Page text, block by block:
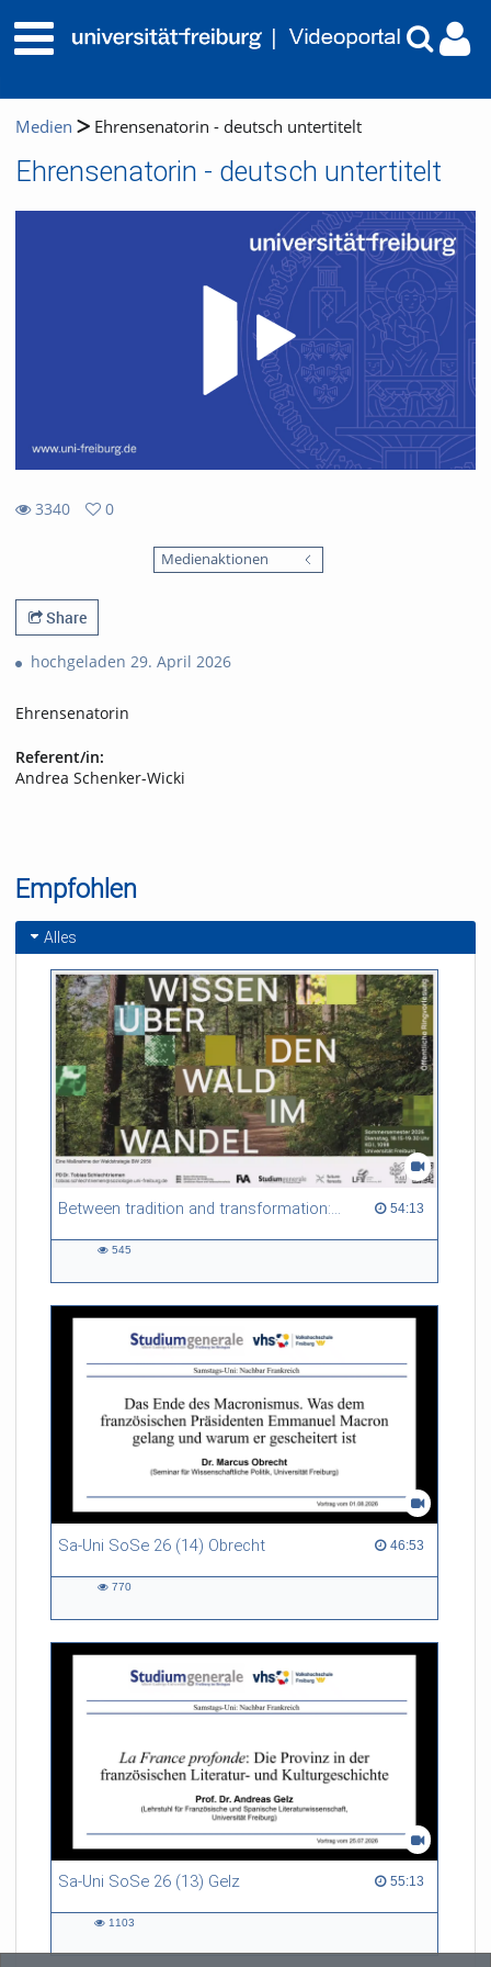
Medien Ehrensenatorin - deutsch untertitelt
Ehrensenatorin - deutsch untertitelt
3340
0
Medienaktionen
Share
hochgeladen 29. April 2026
Ehrensenatorin
Referent/in:
Andrea Schenker-Wicki
Empfohlen
Alles
Between tradition and transformation: how owners, advisers and institutions co-create knowledge for resilient forests in Europe 54:13
54:13 duration
545
Sa-Uni SoSe 26 (14) Obrecht 46:53
46:53 duration
770
Sa-Uni SoSe 26 (13) Gelz 55:13
55:13 duration
1103